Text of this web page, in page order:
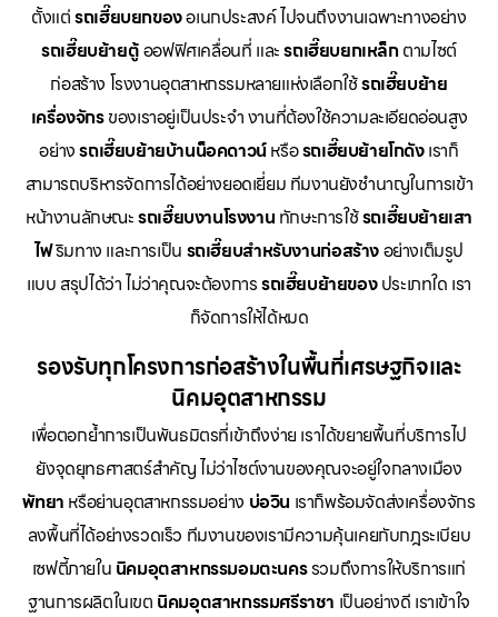
ตั้งแต่รถเฮี๊ยบยกของอเนกประสงค์ ไปจนถึงงานเฉพาะทางอย่าง
รถเฮี๊ยบย้ายตู้ออฟฟิศเคลื่อนที่ และรถเฮี๊ยบยกเหล็กตามไซต์
ก่อสร้าง โรงงานอุตสาหกรรมหลายแห่งเลือกใช้รถเฮี๊ยบย้าย
เครื่องจักรของเราอยู่เป็นประจำ งานที่ต้องใช้ความละเอียดอ่อนสูง
อย่างรถเฮี๊ยบย้ายบ้านน็อคดาวน์หรือรถเฮี๊ยบย้ายโกดังเราก็
สามารถบริหารจัดการได้อย่างยอดเยี่ยม ทีมงานยังชำนาญในการเข้า
หน้างานลักษณะรถเฮี๊ยบงานโรงงาน ทักษะการใช้รถเฮี๊ยบย้ายเสา
ไฟริมทาง และการเป็น รถเฮี๊ยบสำหรับงานก่อสร้างอย่างเต็มรูป
แบบ สรุปได้ว่า ไม่ว่าคุณจะต้องการรถเฮี๊ยบย้ายของประเภทใด เรา
ก็จัดการให้ได้หมด
รองรับทุกโครงการก่อสร้างในพื้นที่เศรษฐกิจและ
นิคมอุตสาหกรรม
เพื่อตอกย้ำการเป็นพันธมิตรที่เข้าถึงง่าย เราได้ขยายพื้นที่บริการไป
ยังจุดยุทธศาสตร์สำคัญ ไม่ว่าไซต์งานของคุณจะอยู่ใจกลางเมือง
พัทยา หรือย่านอุตสาหกรรมอย่าง บ่อวิน เราก็พร้อมจัดส่งเครื่องจักร
ลงพื้นที่ได้อย่างรวดเร็ว ทีมงานของเรามีความคุ้นเคยกับกฎระเบียบ
เซฟตี้ภายใน นิคมอุตสาหกรรมอมตะนครรวมถึงการให้บริการแก่
ฐานการผลิตในเขต นิคมอุตสาหกรรมศรีราชา เป็นอย่างดี เราเข้าใจ